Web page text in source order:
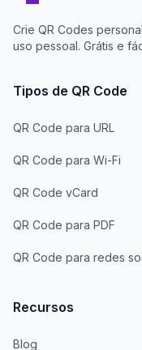
Crie QR Codes
uso pessoal. Grátis e
Tipos de QR Code
QR Code para URL
QR Code para Wi-Fi
QR Code vCard
QR Code para PDF
QR Code para redes
Recursos
Blog